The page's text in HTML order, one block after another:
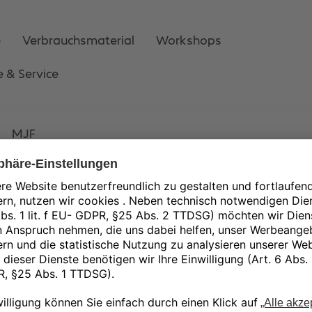
Verbrauchsmaterial Workshops
& Service
MJF
3DSystems Versand
3DSystems Versand